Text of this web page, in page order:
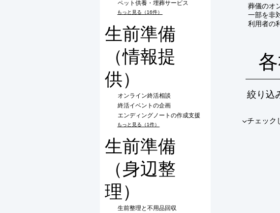
ペット供養・埋葬サービス
もっと見る（16件）
生前準備
（情報提
供）
オンライン終活相談
終活イベントの企画
エンディングノートの作成支援
もっと見る（1件）
生前準備
（身辺整
理）
生前整理と不用品回収
葬儀のオ
一部を非
利用者の
絞り込
​▼チェック